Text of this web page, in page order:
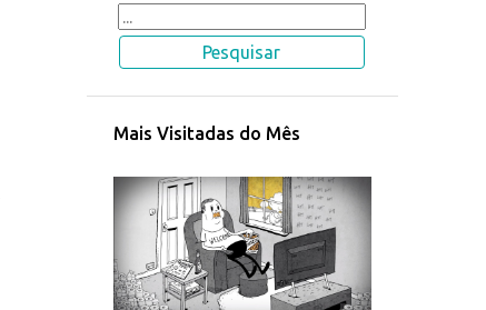
Mais Visitadas do Mês